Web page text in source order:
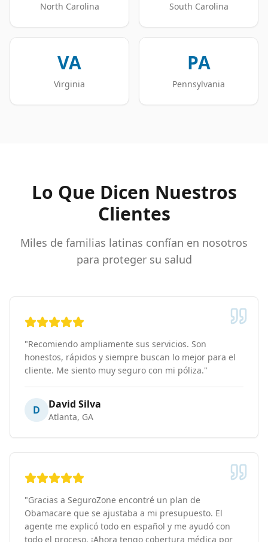
North Carolina South Carolina
VA
Virginia
PA
Pennsylvania
Lo Que Dicen Nuestros
Clientes
Miles de familias latinas confían en nosotros
para proteger su salud
"Recomiendo ampliamente sus servicios. Son
honestos, rápidos y siempre buscan lo mejor para el
cliente. Me siento muy seguro con mi póliza."
D David Silva
Atlanta, GA
"Gracias a SeguroZone encontré un plan de
Obamacare que se ajustaba a mi presupuesto. El
agente me explicó todo en español y me ayudó con
todo el proceso. ¡Ahora tengo cobertura médica por